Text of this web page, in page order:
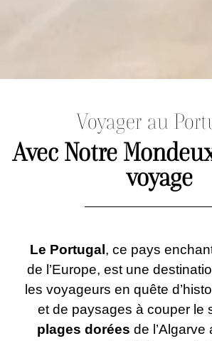
Voyager au
Avec Notre
voyage
Le Portugal , ce pays
de l’Europe, est une
les voyageurs en quête
et de paysages à couper le
plages dorées de l’Algarve